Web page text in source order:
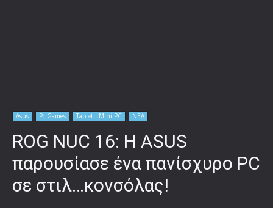
Asus Pc Games Tablet - Mini PC ΝΕΑ
ROG NUC 16: Η ASUS
παρουσίασε ένα πανίσχυρο PC
σε στιλ…κονσόλας!